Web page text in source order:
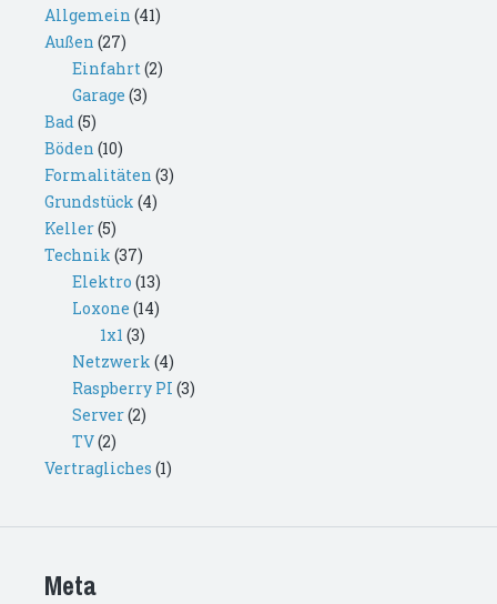
Allgemein (41)
Außen (27)
Einfahrt(2)
Garage (3)
Bad(5)
Böden (10)
Formalitäten (3)
Grundstück (4)
Keller(5)
Technik (37)
Elektro (13)
Loxone (14)
1x1 (3)
Netzwerk (4)
Raspberry PI (3)
Server(2)
TV(2)
Vertragliches (1)
Meta